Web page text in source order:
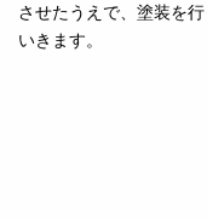
させたうえで、塗装を
いきます。